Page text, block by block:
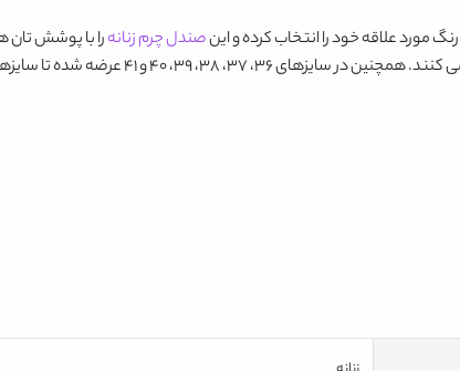
مورد علاقه خود را انتخاب کرده و اینصندل چرم زنانهرا با پوشش
کنید. این رنگ ها پایه گیاهی دارند و کاملا ثابت و پایدار بوده و به هیچ عنوان برای پوست انسان ایجاد حساسیت نمی